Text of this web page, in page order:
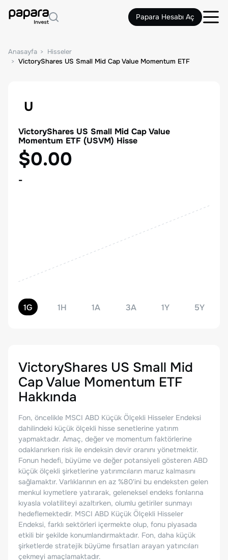
Papara Hesabı Aç
Anasayfa
Hisseler
VictoryShares US Small Mid Cap Value Momentum ETF
U
VictoryShares US Small Mid Cap Value
Momentum ETF (USVM) Hisse
$0.00
-
1G 1H 1A 3A 1Y 5Y
VictoryShares US Small Mid
Cap Value Momentum ETF
Hakkında
Fon, öncelikle MSCI ABD Küçük Ölçekli Hisseler Endeksi
dahilindeki küçük ölçekli hisse senetlerine yatırım
yapmaktadır. Amaç, değer ve momentum faktörlerine
odaklanırken risk ile endeksin devir oranını yönetmektir.
Fonun hedefi, büyüme ve değer potansiyeli gösteren ABD
küçük ölçekli şirketlerine yatırımcıların maruz kalmasını
sağlamaktır. Varlıklarının en az %80'ini bu endeksten gelen
menkul kıymetlere yatırarak, geleneksel endeks fonlarına
kıyasla volatiliteyi azaltırken, olumlu getiriler sunmayı
hedeflemektedir. MSCI ABD Küçük Ölçekli Hisseler
Endeksi, farklı sektörleri içermekte olup, fonu piyasada
etkili bir şekilde konumlandırmaktadır. Fon, daha küçük
şirketlerde stratejik büyüme fırsatları arayan yatırıcıları
çekmeyi amaçlamaktadır.